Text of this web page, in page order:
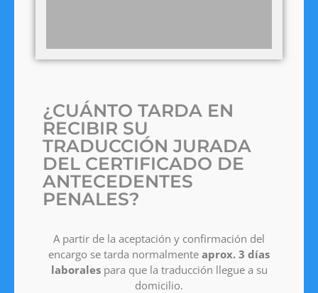
¿CUÁNTO TARDA EN
RECIBIR SU
TRADUCCIÓN JURADA
DEL CERTIFICADO DE
ANTECEDENTES
PENALES?
A partir de la aceptación y confirmación del
encargo se tarda normalmente aprox. 3 días
laboralespara que la traducción llegue a su
domicilio.